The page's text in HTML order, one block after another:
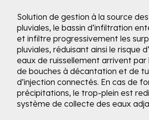
Solution de gestion à la source
pluviales, le bassin d’infiltration
et infiltre progressivement les
pluviales, réduisant ainsi le risque
eaux de ruissellement arrivent par
de bouches à décantation et de
d’injection connectés. En cas de
précipitations, le trop-plein est
système de collecte des eaux